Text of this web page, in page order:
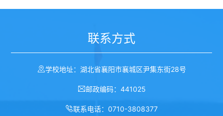
联系方式
学校地址：湖北省襄阳市襄城区尹集东街28号
邮政编码：441025
联系电话：0710-3808377